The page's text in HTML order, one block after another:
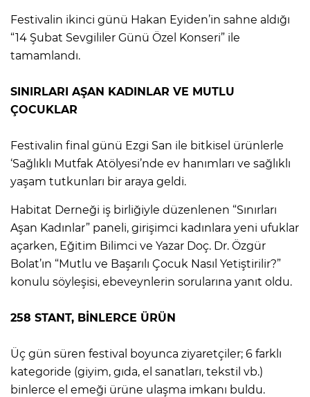
Festivalin ikinci günü Hakan Eyiden’in sahne aldığı
“14 Şubat Sevgililer Günü Özel Konseri” ile
tamamlandı.
SINIRLARI AŞAN KADINLAR VE MUTLU
ÇOCUKLAR
Festivalin final günü Ezgi San ile bitkisel ürünlerle
‘Sağlıklı Mutfak Atölyesi’nde ev hanımları ve sağlıklı
yaşam tutkunları bir araya geldi.
Habitat Derneği iş birliğiyle düzenlenen “Sınırları
Aşan Kadınlar” paneli, girişimci kadınlara yeni ufuklar
açarken, Eğitim Bilimci ve Yazar Doç. Dr. Özgür
Bolat’ın “Mutlu ve Başarılı Çocuk Nasıl Yetiştirilir?”
konulu söyleşisi, ebeveynlerin sorularına yanıt oldu.
258 STANT, BİNLERCE ÜRÜN
Üç gün süren festival boyunca ziyaretçiler; 6 farklı
kategoride (giyim, gıda, el sanatları, tekstil vb.)
binlerce el emeği ürüne ulaşma imkanı buldu.